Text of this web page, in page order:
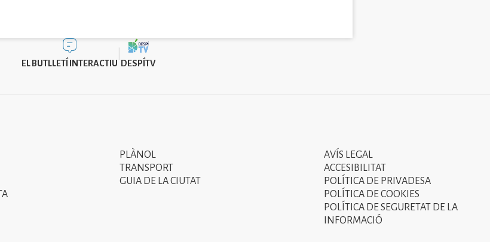
EL BUTLLETÍ INTERACTIU DESPÍTV
Segon
menú
PLÀNOL
TRANSPORT
GUIA DE LA CIUTAT
Tercer
menú
peu
AVÍS LEGAL
ACCESIBILITAT
POLÍTICA DE PRIVADESA
POLÍTICA DE COOKIES
POLÍTICA DE SEGURETAT DE LA
INFORMACIÓ